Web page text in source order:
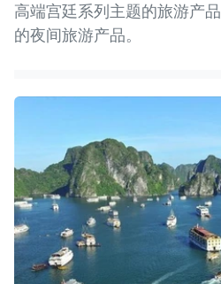
高端宫廷系列主题的旅游产
的夜间旅游产品。